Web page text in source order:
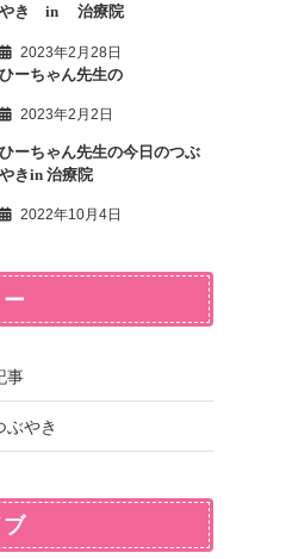
やき in 治療院
2023年2月28日
ひーちゃん先生の
2023年2月2日
ひーちゃん先生の今日のつぶ
やきin 治療院
2022年10月4日
事
ぶやき